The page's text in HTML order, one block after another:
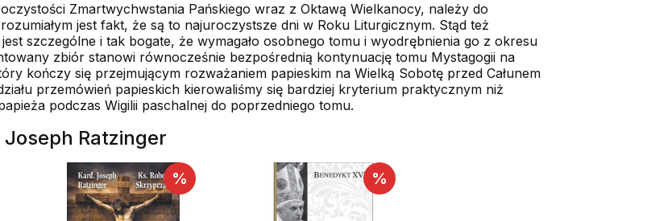
Zmartwychwstania Pańskiego wraz z Oktawą Wielkanocy, na­leży do
jest fakt, że są to najuroczystsze dni w Roku Liturgicznym. Stąd też
szczególne i tak bogate, że wymagało osob­nego tomu i wyodrębnienia go z okresu
zbiór stanowi równocześnie bezpośrednią kontynuację tomu Mystagogii na
kończy się przejmu­jącym rozważaniem papieskim na Wielką Sobotę przed Całunem
prze­mówień papieskich kierowaliśmy się bardziej kryterium praktycz­nym niż
podczas Wigilii paschalnej do poprzedniego tomu.
Ratzinger
% %